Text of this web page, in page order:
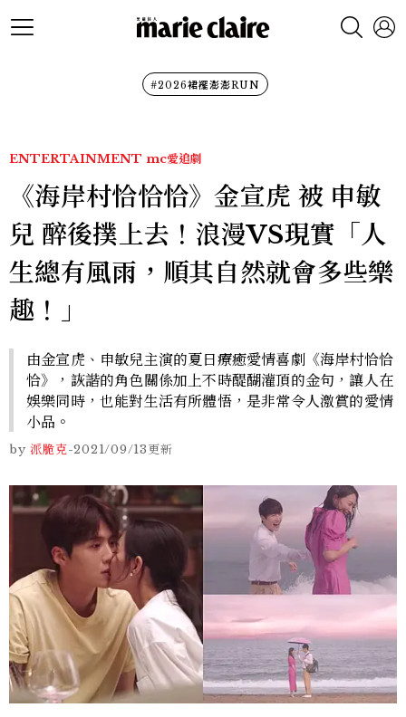
#2026裙襬澎澎RUN
ENTERTAINMENT mc愛追劇
《海岸村恰恰恰》金宣虎 被 申敏
兒 醉後撲上去！浪漫VS現實「人
生總有風雨，順其自然就會多些樂
趣！」
由金宣虎、申敏兒主演的夏日療癒愛情喜劇《海岸村恰恰
恰》，詼諧的角色關係加上不時醍醐灌頂的金句，讓人在
娛樂同時，也能對生活有所體悟，是非常令人激賞的愛情
小品。
by 派脆克-2021/09/13更新